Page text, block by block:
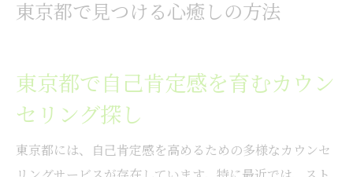
東京都で見つける心癒しの方法
東京都で自己肯定感を育むカウン
セリング探し
東京都には、自己肯定感を高めるための多様なカウンセ